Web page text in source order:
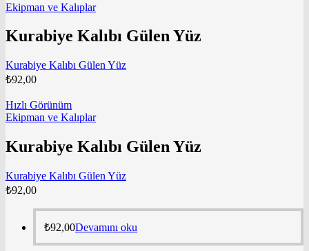
Ekipman ve Kalıplar
Kurabiye Kalıbı Gülen Yüz
Kurabiye Kalıbı Gülen Yüz
₺92,00
Hızlı Görünüm
Ekipman ve Kalıplar
Kurabiye Kalıbı Gülen Yüz
Kurabiye Kalıbı Gülen Yüz
₺92,00
₺92,00Devamını oku